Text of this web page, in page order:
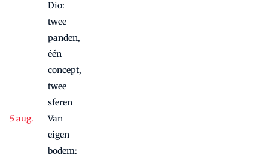
Dio:
twee
panden,
één
concept,
twee
sferen
Van
eigen
bodem: